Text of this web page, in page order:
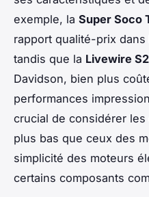
exemple, la Super Soco
rapport qualité-prix
tandis que la Livewire
Davidson, bien plus
performances
crucial de considérer
plus bas que ceux des
simplicité des moteurs
certains composants